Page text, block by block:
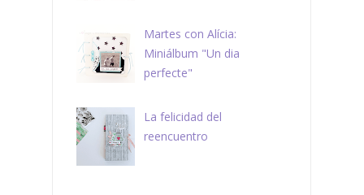
Martes con Alícia:
Miniálbum "Un dia
perfecte"
La felicidad del
reencuentro